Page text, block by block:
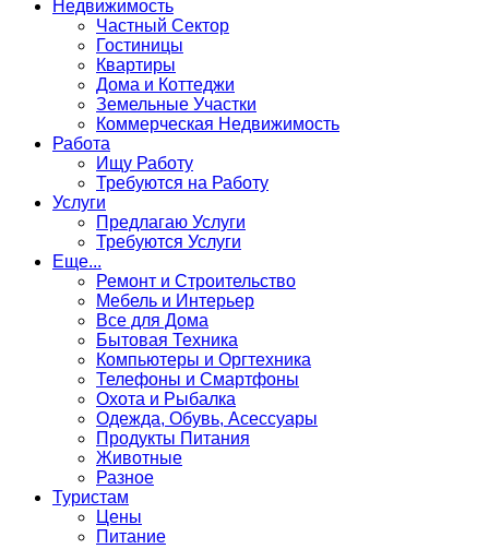
Недвижимость
Частный Сектор
Гостиницы
Квартиры
Дома и Коттеджи
Земельные Участки
Коммерческая Недвижимость
Работа
Ищу Работу
Требуются на Работу
Услуги
Предлагаю Услуги
Требуются Услуги
Еще...
Ремонт и Строительство
Мебель и Интерьер
Все для Дома
Бытовая Техника
Компьютеры и Оргтехника
Телефоны и Смартфоны
Охота и Рыбалка
Одежда, Обувь, Асессуары
Продукты Питания
Животные
Разное
Туристам
Цены
Питание